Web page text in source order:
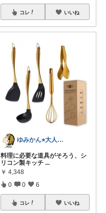
コレ いいね
ゆみかん⭐︎大人の暮らし研究室
料理に必要な道具がそろう、シ
リコン製キッチ ...
￥ 4,348
0 0 6
コレ いいね